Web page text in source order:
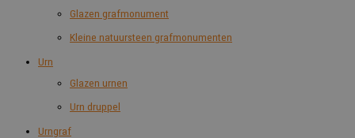
Glazen grafmonument
Kleine natuursteen grafmonumenten
Urn
Glazen urnen
Urn druppel
Urngraf